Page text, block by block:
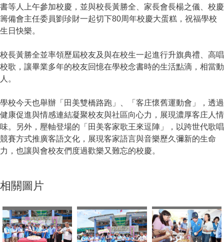
書等人上午參加校慶，並與校長黃勝全、家長會長楊之儀、校慶
籌備會主任委員劉珍財一起切下80周年校慶大蛋糕，祝福學校
生日快樂。
校長黃勝全並率領歷屆校友及與在校生一起進行升旗典禮、高唱
校歌，讓畢業多年的校友回憶在學校念書時的生活點滴，相當動
人。
學校今天也舉辦「田美雙橋路跑」、「客庄懷舊運動會」，透過
健康促進與情感連結凝聚校友與社區向心力，展現濃厚客庄人情
味。另外，壓軸登場的「田美客家歌王來逗陣」，以跨世代歌唱
競賽方式推廣客語文化，展現客家語言與音樂歷久彌新的生命
力，也讓與會校友們度過歡樂又難忘的校慶。
相關圖片